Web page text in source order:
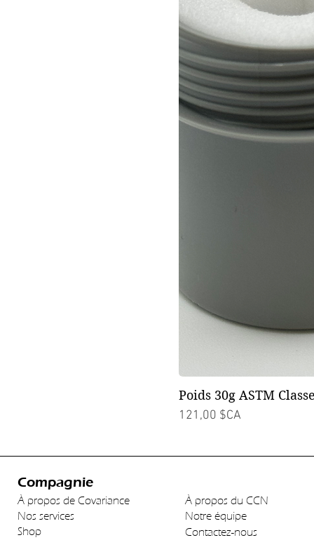
Poids 30g ASTM
Prix
121,00 $CA
Compagnie
À propos de Covariance
Nos services
Shop
À propos du CCN
Notre équipe
Contactez-nous